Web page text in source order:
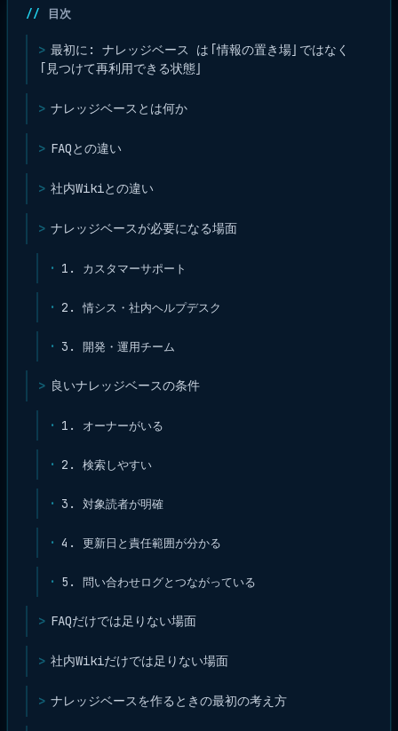
目次
最初に: ナレッジベース は「情報の置き場」ではなく
「見つけて再利用できる状態」
ナレッジベースとは何か
FAQとの違い
社内Wikiとの違い
ナレッジベースが必要になる場面
1. カスタマーサポート
2. 情シス・社内ヘルプデスク
3. 開発・運用チーム
良いナレッジベースの条件
1. オーナーがいる
2. 検索しやすい
3. 対象読者が明確
4. 更新日と責任範囲が分かる
5. 問い合わせログとつながっている
FAQだけでは足りない場面
社内Wikiだけでは足りない場面
ナレッジベースを作るときの最初の考え方